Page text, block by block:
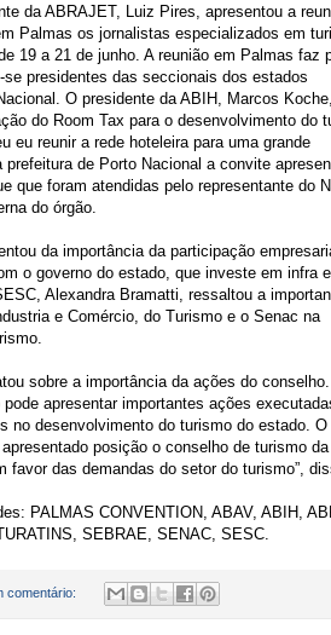
da ABRAJET, Luiz Pires, apresentou a
Palmas os jornalistas especializados em
19 a 21 de junho. A reunião em Palmas faz
presidentes das seccionais dos estados
O presidente da ABIH, Marcos Koche,
do Room Tax para o desenvolvimento do
eu reunir a rede hoteleira para uma grande
de Porto Nacional a convite
que foram atendidas pelo representante do
do órgão.
da importância da participação
o governo do estado, que investe em infra
Alexandra Bramatti, ressaltou a
e Comércio, do Turismo e o Senac na
sobre a importância da ações do conselho.
apresentar importantes ações
no desenvolvimento do turismo do estado. O
posição o conselho de turismo da
das demandas do setor do turismo”,
PALMAS CONVENTION, ABAV, ABIH,
SEBRAE, SENAC, SESC.
comentário: